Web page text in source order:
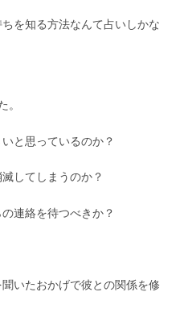
を知る方法なんて占いしかな
。
と思っているのか？
してしまうのか？
連絡を待つべきか？
いたおかげで彼との関係を修